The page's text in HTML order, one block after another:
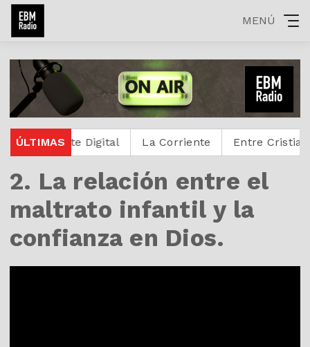
MENÚ
ÚLTIMASDigital La Corriente Entre Cristianos
2. La relación entre el
maltrato infantil y la
confianza en Dios.